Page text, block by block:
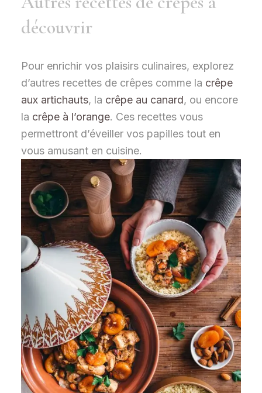
découvrir
Pour enrichir vos plaisirs culinaires, explorez
d’autres recettes de crêpes comme la crêpe
aux artichauts, la crêpe au canard, ou encore
la crêpe à l’orange. Ces recettes vous
permettront d’éveiller vos papilles tout en
vous amusant en cuisine.